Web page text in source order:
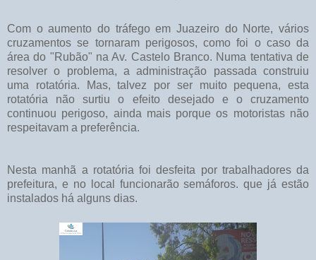
Com o aumento do tráfego em Juazeiro do Norte, vários
cruzamentos se tornaram perigosos, como foi o caso da
área do "Rubão" na Av. Castelo Branco. Numa tentativa de
resolver o problema, a administração passada construiu
uma rotatória. Mas, talvez por ser muito pequena, esta
rotatória não surtiu o efeito desejado e o cruzamento
continuou perigoso, ainda mais porque os motoristas não
respeitavam a preferência.
Nesta manhã a rotatória foi desfeita por trabalhadores da
prefeitura, e no local funcionarão semáforos. que já estão
instalados há alguns dias.